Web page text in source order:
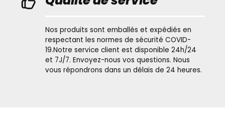
Nos produits sont emballés et expédiés en
respectant les normes de sécurité COVID-
19.Notre service client est disponible 24h/24
et 7J/7. Envoyez-nous vos questions. Nous
vous répondrons dans un délais de 24 heures.